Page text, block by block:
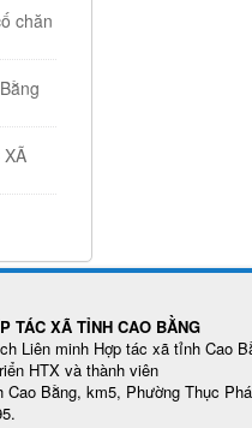
chăn
XÃ
TÁC XÃ TỈNH CAO BẰNG
Liên minh Hợp tác xã tỉnh Cao
HTX và thành viên
Bằng, km5, Phường Thục